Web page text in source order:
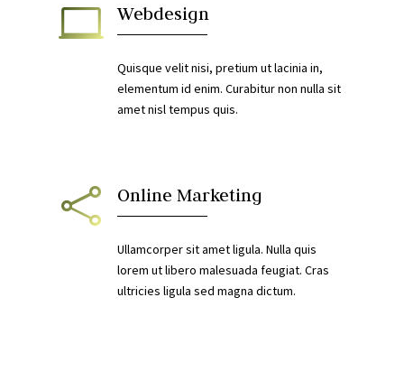
 Webdesign
Quisque velit nisi, pretium ut lacinia in,
elementum id enim. Curabitur non nulla sit
amet nisl tempus quis.
 Online Marketing
Ullamcorper sit amet ligula. Nulla quis
lorem ut libero malesuada feugiat. Cras
ultricies ligula sed magna dictum.